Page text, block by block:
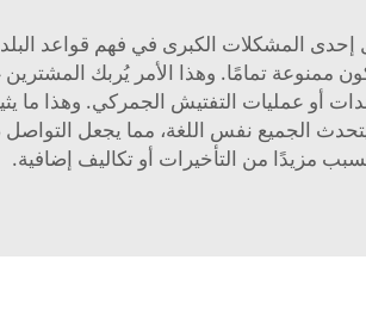
المشكلات الكبرى في فهم قواعد
تمامًا. وهذا الأمر يُربك
أو عمليات التفتيش الجمركي. وهذا ما
يتحدث الجميع نفس اللغة، مما يجعل
مزيدًا من التأخيرات أو تكاليف إضافية.